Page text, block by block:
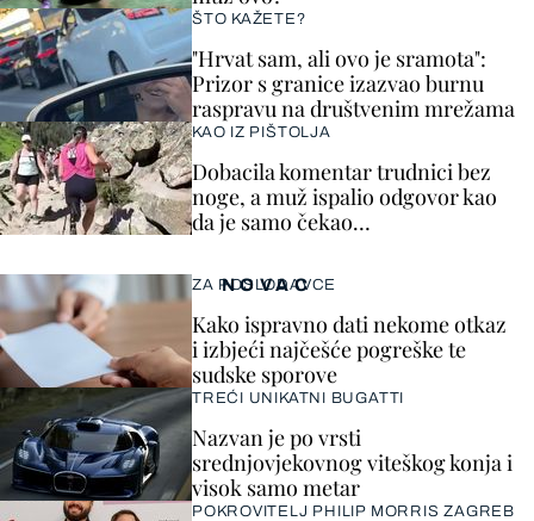
ŠTO KAŽETE?
"Hrvat sam, ali ovo je sramota":
Prizor s granice izazvao burnu
raspravu na društvenim mrežama
KAO IZ PIŠTOLJA
Dobacila komentar trudnici bez
noge, a muž ispalio odgovor kao
da je samo čekao…
NOVAC
ZA POSLODAVCE
Kako ispravno dati nekome otkaz
i izbjeći najčešće pogreške te
sudske sporove
TREĆI UNIKATNI BUGATTI
Nazvan je po vrsti
srednjovjekovnog viteškog konja i
visok samo metar
POKROVITELJ PHILIP MORRIS ZAGREB